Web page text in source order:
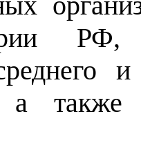
РФ,
а